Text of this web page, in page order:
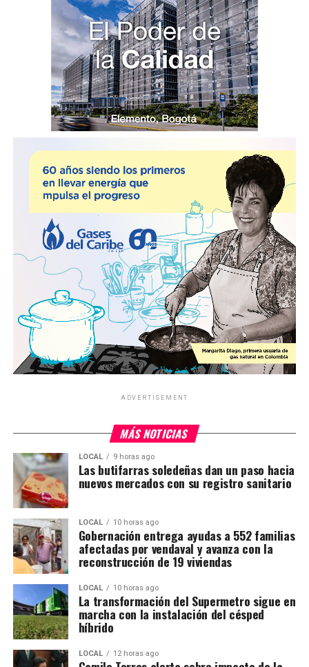
ADVERTISEMENT
MÁS NOTICIAS
LOCAL 9 horas ago
Las butifarras soledeñas dan un paso hacia
nuevos mercados con su registro sanitario
LOCAL 10 horas ago
Gobernación entrega ayudas a 552 familias
afectadas por vendaval y avanza con la
reconstrucción de 19 viviendas
LOCAL 10 horas ago
La transformación del Supermetro sigue en
marcha con la instalación del césped
híbrido
LOCAL 12 horas ago